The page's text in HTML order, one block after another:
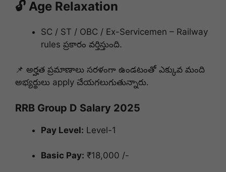
🔓 Age Relaxation
SC / ST / OBC / Ex-Servicemen – Railway
rules ప్రకారం వర్తిస్తుంది.
📌 అర్హత ప్రమాణాలు సరళంగా ఉండటంతో ఎక్కువ మంది
అభ్యర్థులు apply చేయగలుగుతున్నారు.
RRB Group D Salary 2025
Pay Level: Level-1
Basic Pay: ₹18,000 /-